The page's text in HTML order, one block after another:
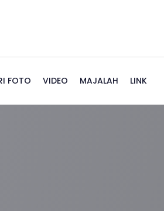
FOTO VIDEO MAJALAH LINK